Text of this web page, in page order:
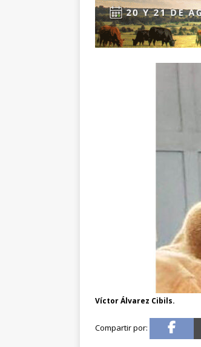
Víctor Álvarez Cibils.